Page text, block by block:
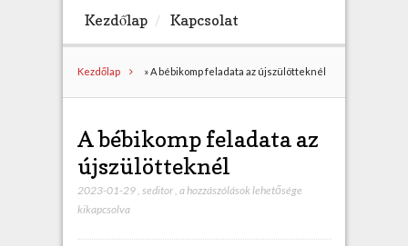
h
Kezdőlap Kapcsolat
Kezdőlap »A bébikomp feladata az újszülötteknél
A bébikomp feladata az
újszülötteknél
2023-01-29, seditor, A
a hozzászólások lehetősége
kikapcsolva